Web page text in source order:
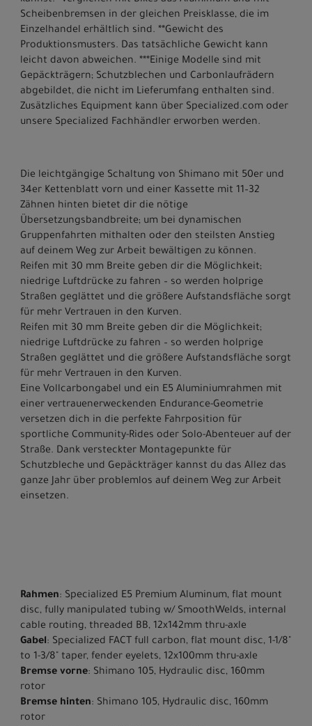
Scheibenbremsen in der gleichen Preisklasse, die im
Einzelhandel erhältlich sind. **Gewicht des
Produktionsmusters. Das tatsächliche Gewicht kann
leicht davon abweichen. ***Einige Modelle sind mit
Gepäckträgern; Schutzblechen und Carbonlaufrädern
abgebildet, die nicht im Lieferumfang enthalten sind.
Zusätzliches Equipment kann über Specialized.com oder
unsere Specialized Fachhändler erworben werden.
Die leichtgängige Schaltung von Shimano mit 50er und
34er Kettenblatt vorn und einer Kassette mit 11–32
Zähnen hinten bietet dir die nötige
Übersetzungsbandbreite; um bei dynamischen
Gruppenfahrten mithalten oder den steilsten Anstieg
auf deinem Weg zur Arbeit bewältigen zu können.
Reifen mit 30 mm Breite geben dir die Möglichkeit;
niedrige Luftdrücke zu fahren – so werden holprige
Straßen geglättet und die größere Aufstandsfläche sorgt
für mehr Vertrauen in den Kurven.
Reifen mit 30 mm Breite geben dir die Möglichkeit;
niedrige Luftdrücke zu fahren – so werden holprige
Straßen geglättet und die größere Aufstandsfläche sorgt
für mehr Vertrauen in den Kurven.
Eine Vollcarbongabel und ein E5 Aluminiumrahmen mit
einer vertrauenerweckenden Endurance-Geometrie
versetzen dich in die perfekte Fahrposition für
sportliche Community-Rides oder Solo-Abenteuer auf der
Straße. Dank versteckter Montagepunkte für
Schutzbleche und Gepäckträger kannst du das Allez das
ganze Jahr über problemlos auf deinem Weg zur Arbeit
einsetzen.
Rahmen: Specialized E5 Premium Aluminum, flat mount
disc, fully manipulated tubing w/ SmoothWelds, internal
cable routing, threaded BB, 12x142mm thru-axle
Gabel: Specialized FACT full carbon, flat mount disc, 1-1/8"
to 1-3/8" taper, fender eyelets, 12x100mm thru-axle
Bremse vorne: Shimano 105, Hydraulic disc, 160mm
rotor
Bremse hinten: Shimano 105, Hydraulic disc, 160mm
rotor